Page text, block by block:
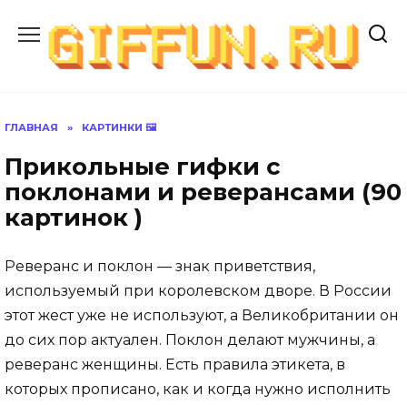
содержанию
ГЛАВНАЯ » КАРТИНКИ 🖼
Прикольные гифки с
поклонами и реверансами (90
картинок )
Реверанс и поклон — знак приветствия,
используемый при королевском дворе. В России
этот жест уже не используют, а Великобритании он
до сих пор актуален. Поклон делают мужчины, а
реверанс женщины. Есть правила этикета, в
которых прописано, как и когда нужно исполнить